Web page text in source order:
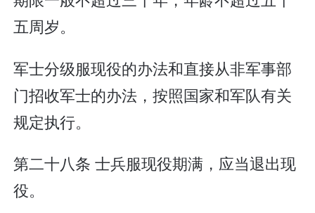
五周岁。
军士分级服现役的办法和直接从非军事部
门招收军士的办法，按照国家和军队有关
规定执行。
第二十八条 士兵服现役期满，应当退出现
役。